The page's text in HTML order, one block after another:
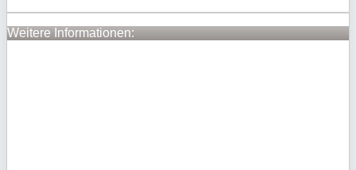
Weitere Informationen: